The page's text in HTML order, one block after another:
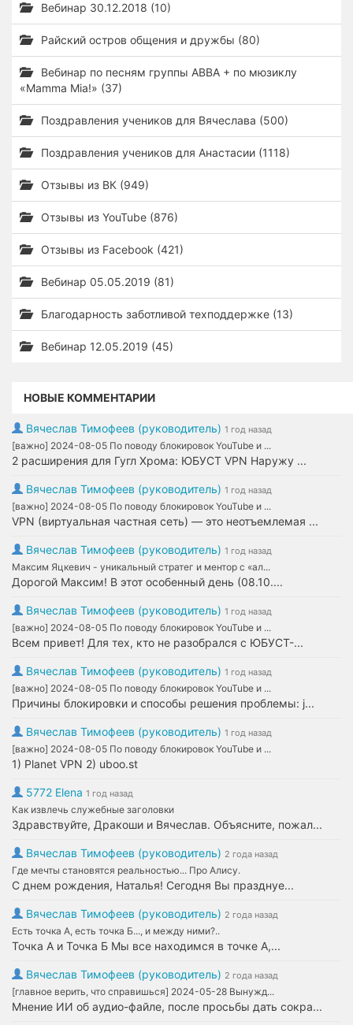
Вебинар 30.12.2018 (10)
Райский остров общения и дружбы (80)
Вебинар по песням группы ABBA + по мюзиклу
«Mamma Mia!» (37)
Поздравления учеников для Вячеслава (500)
Поздравления учеников для Анастасии (1118)
Отзывы из ВК (949)
Отзывы из YouTube (876)
Отзывы из Facebook (421)
Вебинар 05.05.2019 (81)
Благодарность заботливой техподдержке (13)
Вебинар 12.05.2019 (45)
НОВЫЕ КОММЕНТАРИИ
Вячеслав Тимофеев (руководитель) 1 год назад
[важно] 2024-08-05 По поводу блокировок YouTube и ...
2 расширения для Гугл Хрома: ЮБУСТ VPN Наружу ...
Вячеслав Тимофеев (руководитель) 1 год назад
[важно] 2024-08-05 По поводу блокировок YouTube и ...
VPN (виртуальная частная сеть) — это неотъемлемая ...
Вячеслав Тимофеев (руководитель) 1 год назад
Максим Яцкевич - уникальный стратег и ментор с «ал...
Дорогой Максим! В этот особенный день (08.10....
Вячеслав Тимофеев (руководитель) 1 год назад
[важно] 2024-08-05 По поводу блокировок YouTube и ...
Всем привет! Для тех, кто не разобрался с ЮБУСТ-...
Вячеслав Тимофеев (руководитель) 1 год назад
[важно] 2024-08-05 По поводу блокировок YouTube и ...
Причины блокировки и способы решения проблемы: j...
Вячеслав Тимофеев (руководитель) 1 год назад
[важно] 2024-08-05 По поводу блокировок YouTube и ...
1) Planet VPN 2) uboo.st
5772 Elena 1 год назад
Как извлечь служебные заголовки
Здравствуйте, Дракоши и Вячеслав. Объясните, пожал...
Вячеслав Тимофеев (руководитель) 2 года назад
Где мечты становятся реальностью... Про Алису.
С днем рождения, Наталья! Сегодня Вы празднуе...
Вячеслав Тимофеев (руководитель) 2 года назад
Есть точка А, есть точка Б..., и между ними?..
Точка А и Точка Б Мы все находимся в точке А,...
Вячеслав Тимофеев (руководитель) 2 года назад
[главное верить, что справишься] 2024-05-28 Вынужд...
Мнение ИИ об аудио-файле, после просьбы дать сокра...